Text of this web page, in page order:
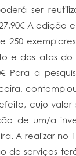
ser
A edição
250
e das atas do
Para a
cujo valor
de um/a
A realizar no
de serviços